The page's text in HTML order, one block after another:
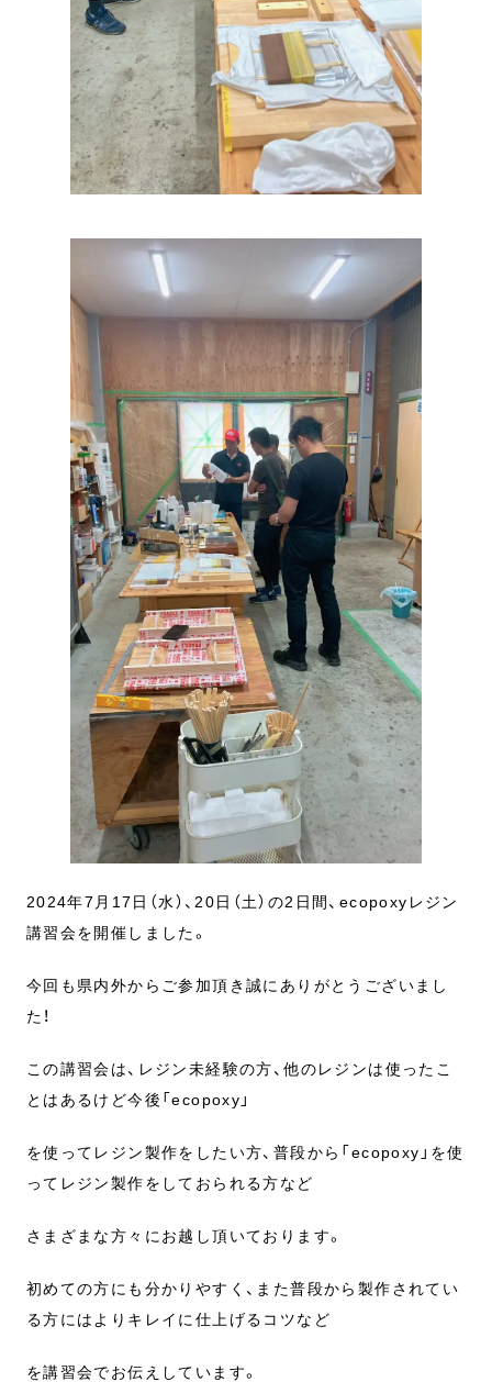
2024年7月17日（水）、20日（土）の2日間、ecopoxyレジン
講習会を開催しました。
今回も県内外からご参加頂き誠にありがとうございまし
た！
この講習会は、レジン未経験の方、他のレジンは使ったこ
とはあるけど今後「ecopoxy」
を使ってレジン製作をしたい方、普段から「ecopoxy」を使
ってレジン製作をしておられる方など
さまざまな方々にお越し頂いております。
初めての方にも分かりやすく、また普段から製作されてい
る方にはよりキレイに仕上げるコツなど
を講習会でお伝えしています。